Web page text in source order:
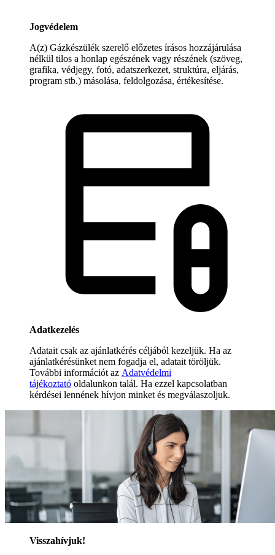
Jogvédelem
A(z) Gázkészülék szerelő előzetes írásos hozzájárulása
nélkül tilos a honlap egészének vagy részének (szöveg,
grafika, védjegy, fotó, adatszerkezet, struktúra, eljárás,
program stb.) másolása, feldolgozása, értékesítése.
Adatkezelés
Adatait csak az ajánlatkérés céljából kezeljük. Ha az
ajánlatkérésünket nem fogadja el, adatait töröljük.
További információt az Adatvédelmi
tájékoztató oldalunkon talál. Ha ezzel kapcsolatban
kérdései lennének hívjon minket és megválaszoljuk.
Visszahívjuk!